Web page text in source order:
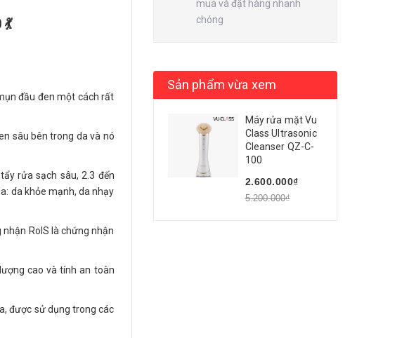
đầu đen một cách rất
sâu bên trong da và nó
rửa sạch sâu, 2.3 đến
da khỏe mạnh, da nhạy
RoIS là chứng nhận
cao và tính an toàn
được sử dụng trong các
mua và đặt hàng nhanh
chóng
Sản phẩm vừa xem
Máy rửa mặt Vu
Class Ultrasonic
Cleanser QZ-C-
100
2.600.000₫
5.200.000₫